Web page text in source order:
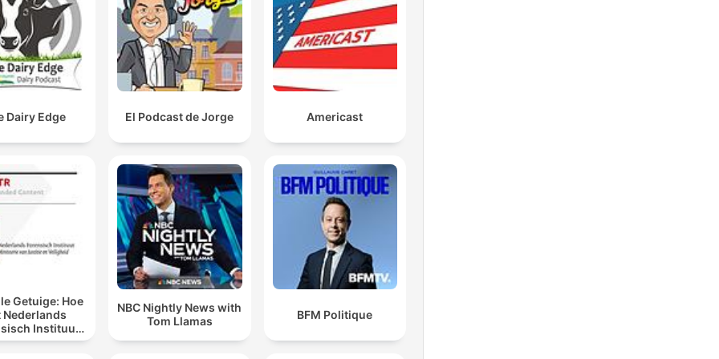
Dairy Edge El Podcast de Jorge Americast
Getuige: Hoe
Nederlands
Instituut
laat spreken
NBC Nightly News with
Tom Llamas
BFM Politique